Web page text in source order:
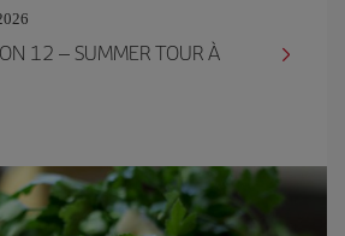
12 – SUMMER TOUR À